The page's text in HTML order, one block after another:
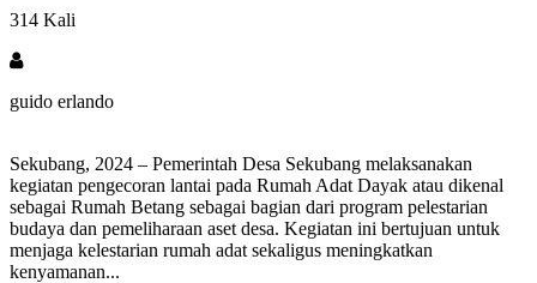
314 Kali
guido erlando
Sekubang, 2024 – Pemerintah Desa Sekubang melaksanakan
kegiatan pengecoran lantai pada Rumah Adat Dayak atau dikenal
sebagai Rumah Betang sebagai bagian dari program pelestarian
budaya dan pemeliharaan aset desa. Kegiatan ini bertujuan untuk
menjaga kelestarian rumah adat sekaligus meningkatkan
kenyamanan...